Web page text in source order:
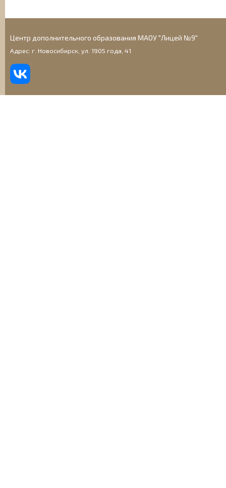
Центр дополнительного образования МАОУ "Лицей №9"
Адрес: г. Новосибирск, ул. 1905 года, 41